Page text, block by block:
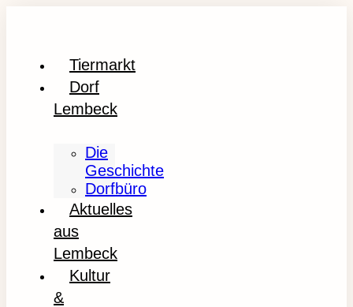
Tiermarkt
Dorf
Lembeck
Die
Geschichte
Dorfbüro
Aktuelles
aus
Lembeck
Kultur
&